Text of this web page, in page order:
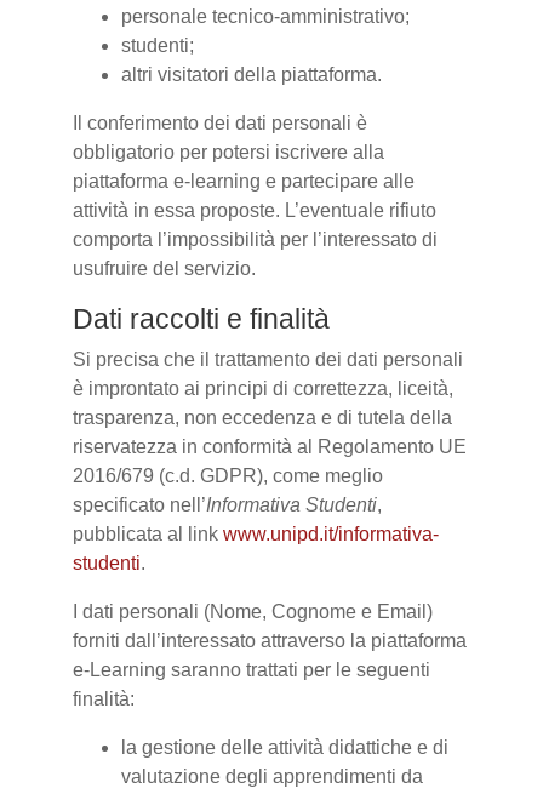
personale tecnico-amministrativo;
studenti;
altri visitatori della piattaforma.
Il conferimento dei dati personali è
obbligatorio per potersi iscrivere alla
piattaforma e-learning e partecipare alle
attività in essa proposte. L’eventuale rifiuto
comporta l’impossibilità per l’interessato di
usufruire del servizio.
Dati raccolti e finalità
Si precisa che il trattamento dei dati personali
è improntato ai principi di correttezza, liceità,
trasparenza, non eccedenza e di tutela della
riservatezza in conformità al Regolamento UE
2016/679 (c.d. GDPR), come meglio
specificato nell’Informativa Studenti,
pubblicata al link www.unipd.it/informativa-
studenti.
I dati personali (Nome, Cognome e Email)
forniti dall’interessato attraverso la piattaforma
e-Learning saranno trattati per le seguenti
finalità:
la gestione delle attività didattiche e di
valutazione degli apprendimenti da